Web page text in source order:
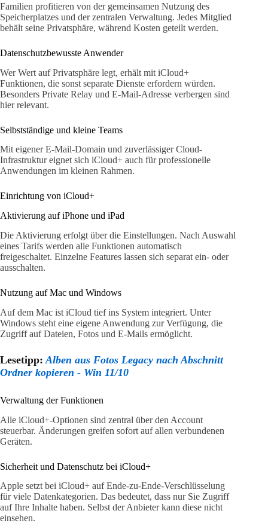
Familien profitieren von der gemeinsamen Nutzung des
Speicherplatzes und der zentralen Verwaltung. Jedes Mitglied
behält seine Privatsphäre, während Kosten geteilt werden.
Datenschutzbewusste Anwender
Wer Wert auf Privatsphäre legt, erhält mit iCloud+
Funktionen, die sonst separate Dienste erfordern würden.
Besonders Private Relay und E-Mail-Adresse verbergen sind
hier relevant.
Selbstständige und kleine Teams
Mit eigener E-Mail-Domain und zuverlässiger Cloud-
Infrastruktur eignet sich iCloud+ auch für professionelle
Anwendungen im kleinen Rahmen.
Einrichtung von iCloud+
Aktivierung auf iPhone und iPad
Die Aktivierung erfolgt über die Einstellungen. Nach Auswahl
eines Tarifs werden alle Funktionen automatisch
freigeschaltet. Einzelne Features lassen sich separat ein- oder
ausschalten.
Nutzung auf Mac und Windows
Auf dem Mac ist iCloud tief ins System integriert. Unter
Windows steht eine eigene Anwendung zur Verfügung, die
Zugriff auf Dateien, Fotos und E-Mails ermöglicht.
Lesetipp: Alben aus Fotos Legacy nach Abschnitt
Ordner kopieren - Win 11/10
Verwaltung der Funktionen
Alle iCloud+-Optionen sind zentral über den Account
steuerbar. Änderungen greifen sofort auf allen verbundenen
Geräten.
Sicherheit und Datenschutz bei iCloud+
Apple setzt bei iCloud+ auf Ende-zu-Ende-Verschlüsselung
für viele Datenkategorien. Das bedeutet, dass nur Sie Zugriff
auf Ihre Inhalte haben. Selbst der Anbieter kann diese nicht
einsehen.